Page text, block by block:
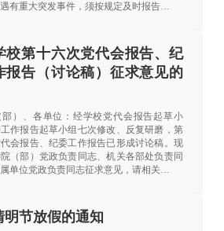
有重大突发事件，须按规定及时报告…
校第十六次党代会报告、纪
报告（讨论稿）征求意见的
部）、各单位：经学校党代会报告起草小
作报告起草小组七次修改、反复研磨，第
会报告、纪委工作报告已形成讨论稿。现
（部）党政负责同志、机关各部处负责同
单位党政负责同志征求意见，请相关…
明节放假的通知